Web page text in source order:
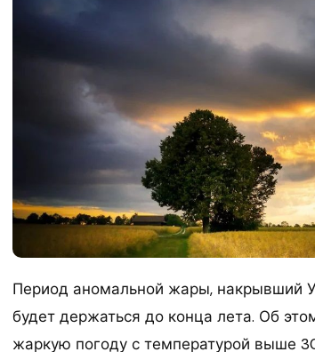
Период аномальной жары, накрывший
будет держаться до конца лета. Об
жаркую погоду с температурой выше